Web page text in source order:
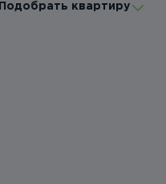
Подобрать квартиру